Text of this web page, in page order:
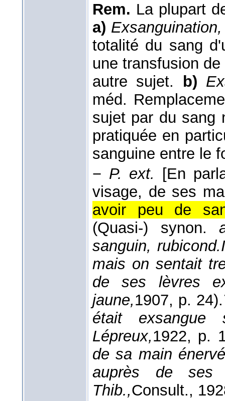
Rem. La plupart
a) Exsanguination,
totalité du sang
une transfusion
autre sujet. b)
méd.
sujet par du sang
pratiquée en
sanguine entre le
− P. ext.
[En
visage, de ses
avoir peu de
(Quasi-) synon.
sanguin, rubicond.
mais on sentait
de ses lèvres
jaune,1907, p. 24).
était
Lépreux,1922, p.
de sa main
auprès de
Thib.,Consult.,